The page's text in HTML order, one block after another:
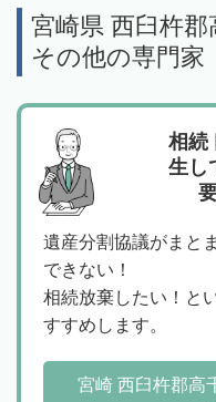
宮崎県 西臼杵
その他の専門家
相続
生し
遺産分割協議がまと
できない！
相続放棄したい！と
すすめします。
宮崎 西臼杵郡高